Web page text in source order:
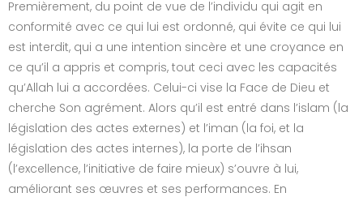
Premièrement, du point de vue de l’individu qui agit en
conformité avec ce qui lui est ordonné, qui évite ce qui lui
est interdit, qui a une intention sincère et une croyance en
ce qu’il a appris et compris, tout ceci avec les capacités
qu’Allah lui a accordées. Celui-ci vise la Face de Dieu et
cherche Son agrément. Alors qu’il est entré dans l’islam (la
législation des actes externes) et l’iman (la foi, et la
législation des actes internes), la porte de l’ihsan
(l’excellence, l’initiative de faire mieux) s’ouvre à lui,
améliorant ses œuvres et ses performances. En